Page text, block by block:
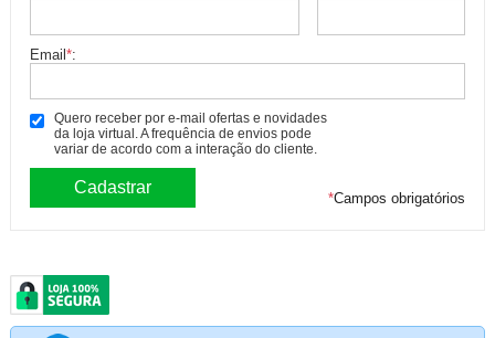
Email*:
Quero receber por e-mail ofertas e novidades
da loja virtual. A frequência de envios pode
variar de acordo com a interação do cliente.
*Campos obrigatórios